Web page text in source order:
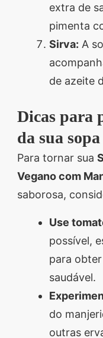
extra de
pimenta
Sirva: A
de azeite
Dicas para
da sua sopa
Para tornar sua
Vegano com
saborosa,
Use
possível,
para
saudável.
do
outras